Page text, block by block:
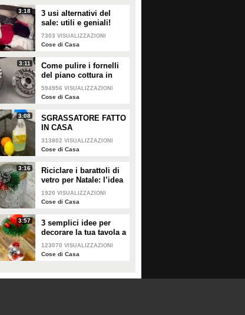
3:18
3 usi alternativi del
sale: utili e geniali!
7303 VISUALIZZAZIONI
Cose di Casa
3:11
Come pulire i fornelli
del piano cottura in
pochi e semplici passi!
594956 VISUALIZZAZIONI
Cose di Casa
3:08
SGRASSATORE FATTO
IN CASA
313802 VISUALIZZAZIONI
Cose di Casa
3:16
Riciclare i barattoli di
vetro per Natale: l’idea
creativa per abbellire la
tua tavola!
1920 VISUALIZZAZIONI
Cose di Casa
3:57
3 semplici idee per
decorare la tua tavola a
Natale!
123070 VISUALIZZAZIONI
Cose di Casa
a Natale: idee e
Vigilia o pranzo di
a casa tua? È il momento
bella figura e di rendere la
delle feste natalizie così
colpire fin dal
sguardo.
idee per
la tua tavola a
PLAY
• diCose di Casa
speciale!